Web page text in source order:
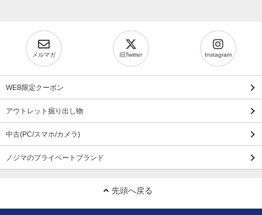
メルマガ 旧Twitter Instagram
WEB限定クーポン
アウトレット掘り出し物
中古(PC/スマホ/カメラ)
ノジマのプライベートブランド
先頭へ戻る